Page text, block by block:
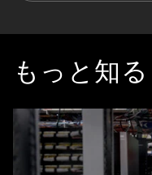
もっと知る